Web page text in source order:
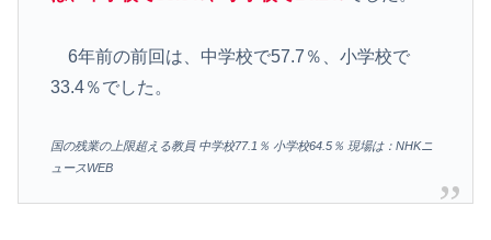
6年前の前回は、中学校で57.7％、小学校で
33.4％でした。
国の残業の上限超える教員 中学校77.1％ 小学校64.5％ 現場は：NHKニ
ュースWEB